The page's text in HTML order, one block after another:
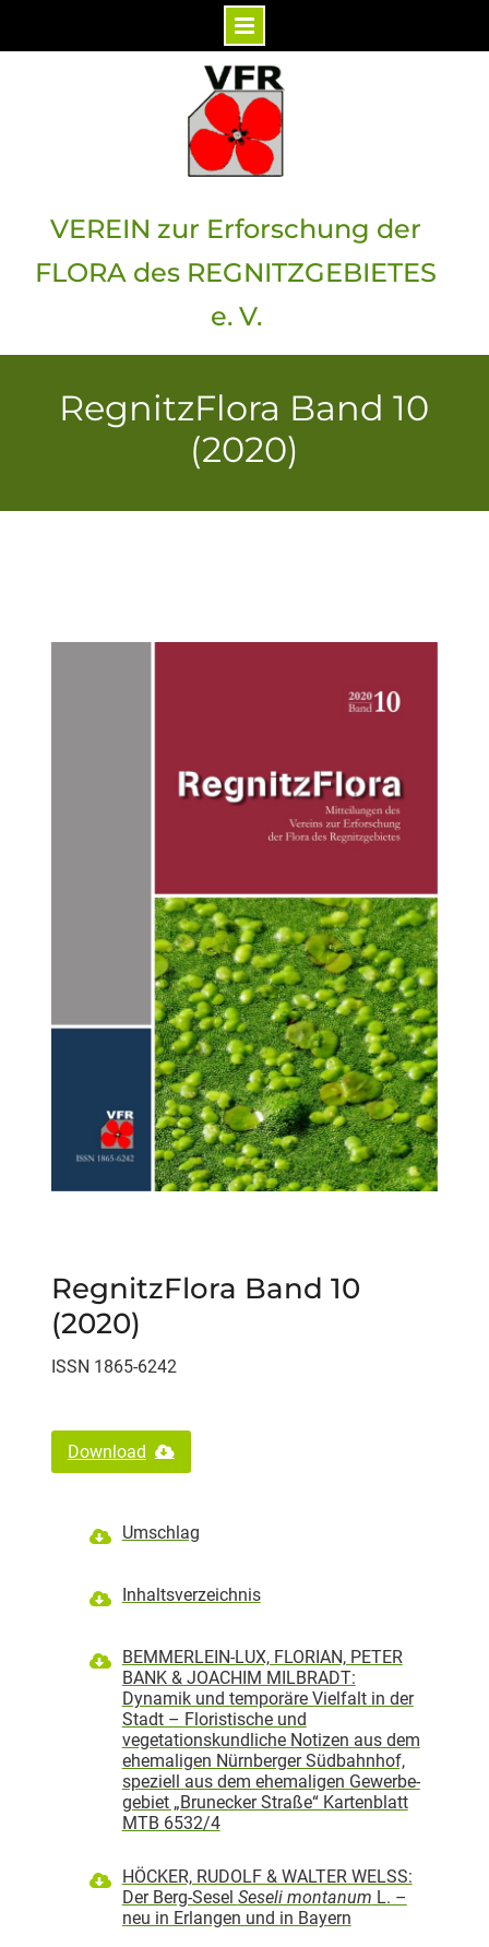
VEREIN zur Erforschung der
FLORA des REGNITZGEBIETES
e. V.
RegnitzFlora Band 10
(2020)
RegnitzFlora Band 10
(2020)
ISSN 1865-6242
Download
Umschlag
Inhaltsverzeichnis
BEMMERLEIN-LUX, FLORIAN, PETER
BANK & JOACHIM MILBRADT:
Dynamik und temporäre Vielfalt in der
Stadt – Floristische und
vegetationskundliche Notizen aus dem
ehemaligen Nürnberger Südbahnhof,
speziell aus dem ehemaligen Gewerbe-
gebiet „Brunecker Straße“ Kartenblatt
MTB 6532/4
HÖCKER, RUDOLF & WALTER WELSS:
Der Berg-Sesel Seseli montanum L. –
neu in Erlangen und in Bayern